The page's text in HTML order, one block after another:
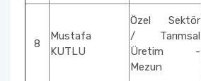
8
Mustafa
KUTLU
Özel Sektör
/ Tarımsal
Üretim -
Mezun